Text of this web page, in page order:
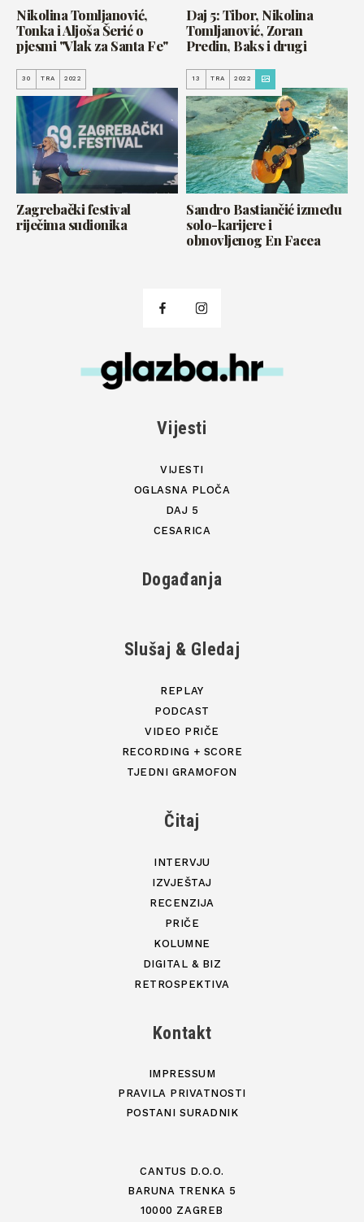
Nikolina Tomljanović,
Tonka i Aljoša Šerić o
pjesmi "Vlak za Santa Fe"
Daj 5: Tibor, Nikolina
Tomljanović, Zoran
Predin, Baks i drugi
30 TRA 2022
Zagrebački festival
riječima sudionika
13 TRA 2022
Sandro Bastiančić između
solo-karijere i
obnovljenog En Facea
Vijesti
VIJESTI
OGLASNA PLOČA
DAJ 5
CESARICA
Događanja
Slušaj & Gledaj
REPLAY
PODCAST
VIDEO PRIČE
RECORDING + SCORE
TJEDNI GRAMOFON
Čitaj
INTERVJU
IZVJEŠTAJ
RECENZIJA
PRIČE
KOLUMNE
DIGITAL & BIZ
RETROSPEKTIVA
Kontakt
IMPRESSUM
PRAVILA PRIVATNOSTI
POSTANI SURADNIK
CANTUS D.O.O.
BARUNA TRENKA 5
10000 ZAGREB